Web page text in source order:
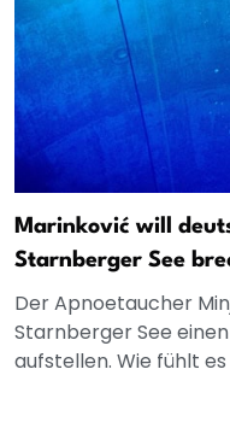
Marinković will
Starnberger See
Der Apnoetaucher
Starnberger See
aufstellen. Wie fühlt es